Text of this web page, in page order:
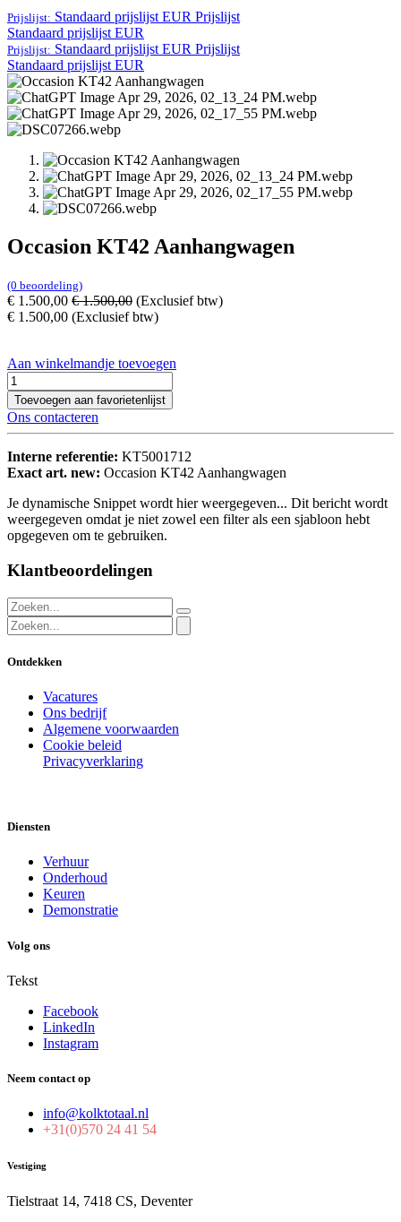
Prijslijst: Standaard prijslijst EUR Prijslijst
Standaard prijslijst EUR
Prijslijst: Standaard prijslijst EUR Prijslijst
Standaard prijslijst EUR
Occasion KT42 Aanhangwagen
(0 beoordeling)
€ 1.500,00 €1.500,00 (Exclusief btw)
€ 1.500,00 (Exclusief btw)
Aan winkelmandje toevoegen
Toevoegen aan favorietenlijst
Ons contacteren
Interne referentie: KT5001712
Exact art. new: Occasion KT42 Aanhangwagen
Je dynamische Snippet wordt hier weergegeven... Dit bericht wordt
weergegeven omdat je niet zowel een filter als een sjabloon hebt
opgegeven om te gebruiken.
Klantbeoordelingen
Ontdekken
Vacatures
Ons bedrijf
Algemene voorwaarden
Cookie beleid
Privacyverklaring
Diensten
Verhuur
Onderhoud
Keuren
Demonstratie
Volg ons
Tekst
Facebook
LinkedIn
Instagram
Neem contact op
info@kolktotaal.nl
+31(0)570 24 41 54
Vestiging
Tielstraat 14, 7418 CS, Deventer